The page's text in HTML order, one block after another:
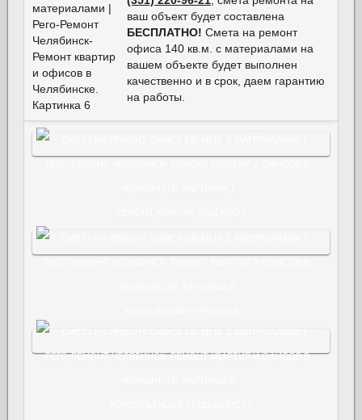
ваш объект будет составлена
БЕСПЛАТНО! Смета на ремонт
офиса 140 кв.м. с материалами на
вашем объекте будет выполнен
качественно и в срок, даем гарантию
на работы.